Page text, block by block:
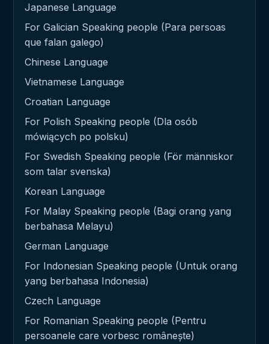
Japanese Language
For Galician Speaking people (Para persoas
que falan galego)
Chinese Language
Vietnamese Language
Croatian Language
For Polish Speaking people (Dla osób
mówiących po polsku)
For Swedish Speaking people (För människor
som talar svenska)
Korean Language
For Malay Speaking people (Bagi orang yang
berbahasa Melayu)
German Language
For Indonesian Speaking people (Untuk orang
yang berbahasa Indonesia)
Czech Language
For Romanian Speaking people (Pentru
persoanele care vorbesc românește)